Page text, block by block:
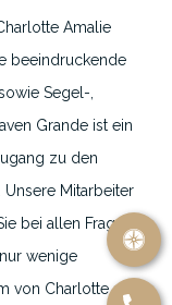
Amalie
beeindruckende
Segel-,
Grande ist ein
zu den
Mitarbeiter
bei allen Fragen
wenige
von Charlotte